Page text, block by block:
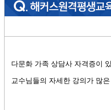
다문화 가족 상담사 자격증이
교수님들의 자세한 강의가 많